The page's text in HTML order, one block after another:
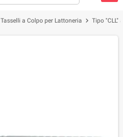
Tasselli a Colpo per Lattoneria chevron_right Tipo "CLL"